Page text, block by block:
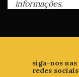
informações.
siga-nos nas
redes sociais